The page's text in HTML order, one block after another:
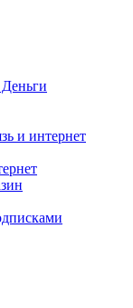
и интернет